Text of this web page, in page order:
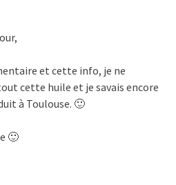
et cette info, je ne
cette huile et je savais encore
à Toulouse. 🙂
🙂